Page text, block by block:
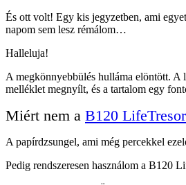
És ott volt! Egy kis jegyzetben, ami
napom sem lesz rémálom…
Halleluja!
A megkönnyebbülés hulláma elöntött. A
melléklet megnyílt, és a tartalom egy
Miért nem a B120
A papírdzsungel, ami még percekkel
Pedig rendszeresen használom a B120